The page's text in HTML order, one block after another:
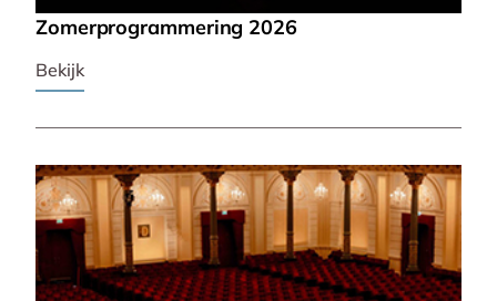
Zomerprogrammering 2026
Bekijk